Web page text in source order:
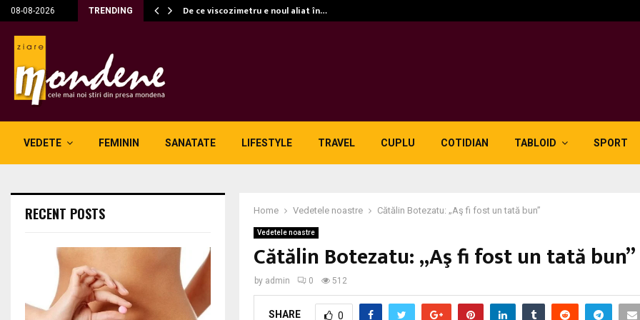
08-08-2026 TRENDING De ce viscozimetru e noul aliat în…
VEDETE FEMININ SANATATE LIFESTYLE TRAVEL CUPLU COTIDIAN TABLOID SPORT
Home Vedetele noastre Cătălin Botezatu: „Aş fi fost un tată bun”
Vedetele noastre
Cătălin Botezatu: „Aş fi fost un tată bun”
by admin 0 512
SHARE 0
RECENT POSTS